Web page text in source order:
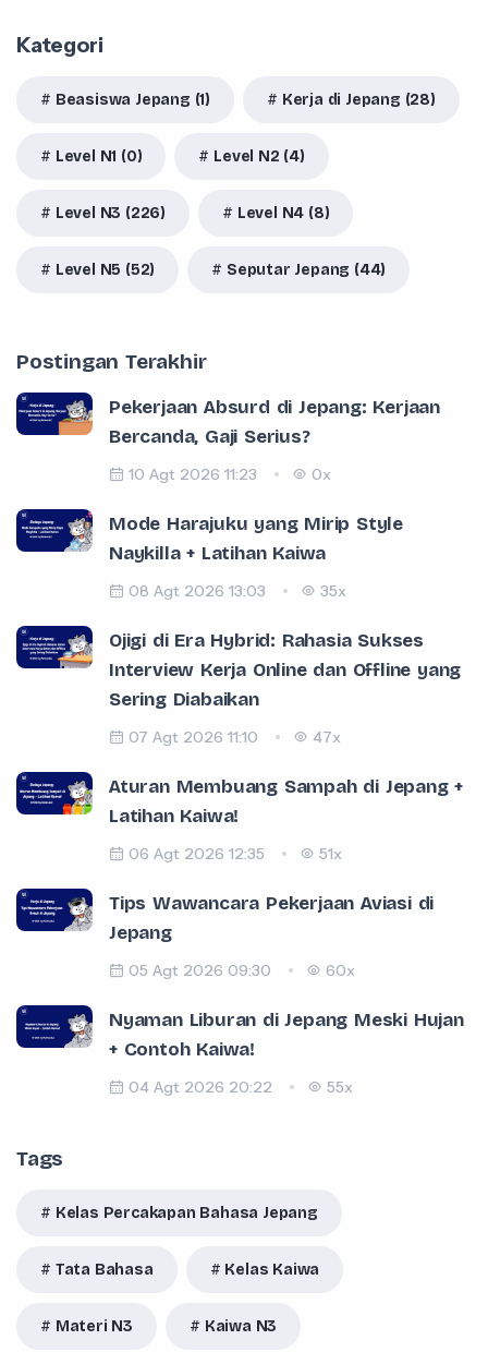
Kategori
Beasiswa Jepang (1) Kerja di Jepang (28)
Level N1 (0) Level N2 (4)
Level N3 (226) Level N4 (8)
Level N5 (52) Seputar Jepang (44)
Postingan Terakhir
Pekerjaan Absurd di Jepang: Kerjaan
Bercanda, Gaji Serius?
10 Agt 2026 11:23 0x
Mode Harajuku yang Mirip Style
Naykilla + Latihan Kaiwa
08 Agt 2026 13:03 35x
Ojigi di Era Hybrid: Rahasia Sukses
Interview Kerja Online dan Offline yang
Sering Diabaikan
07 Agt 2026 11:10 47x
Aturan Membuang Sampah di Jepang +
Latihan Kaiwa!
06 Agt 2026 12:35 51x
Tips Wawancara Pekerjaan Aviasi di
Jepang
05 Agt 2026 09:30 60x
Nyaman Liburan di Jepang Meski Hujan
+ Contoh Kaiwa!
04 Agt 2026 20:22 55x
Tags
Kelas Percakapan Bahasa Jepang
Tata Bahasa Kelas Kaiwa
Materi N3 Kaiwa N3